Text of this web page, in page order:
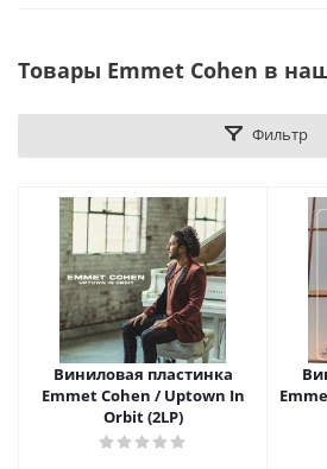
Товары Emmet Cohen в
Фильтр
Виниловая пластинка
Emmet Cohen / Uptown In
Orbit (2LP)